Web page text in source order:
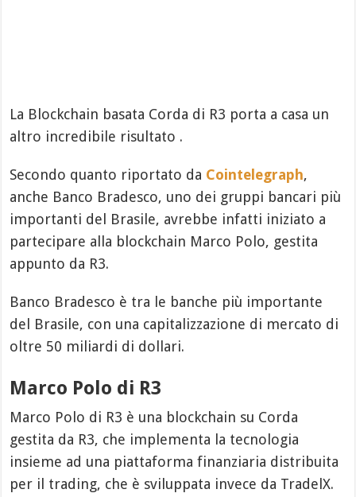
La Blockchain basata Corda di R3 porta a casa un
altro incredibile risultato .
Secondo quanto riportato da Cointelegraph,
anche Banco Bradesco, uno dei gruppi bancari più
importanti del Brasile, avrebbe infatti iniziato a
partecipare alla blockchain Marco Polo, gestita
appunto da R3.
Banco Bradesco è tra le banche più importante
del Brasile, con una capitalizzazione di mercato di
oltre 50 miliardi di dollari.
Marco Polo di R3
Marco Polo di R3 è una blockchain su Corda
gestita da R3, che implementa la tecnologia
insieme ad una piattaforma finanziaria distribuita
per il trading, che è sviluppata invece da TradelX.